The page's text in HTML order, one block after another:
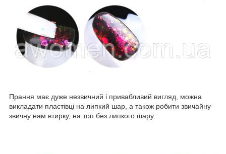
Прання має дуже незвичний і привабливий вигляд, можна
викладати пластівці на липкий шар, а також робити звичайну
звичну нам втирку, на топ без липкого шару.